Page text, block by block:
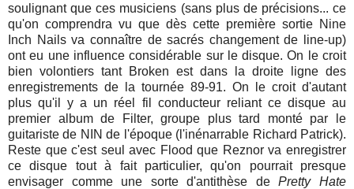
soulignant que ces musiciens (sans plus de précisions... ce
qu'on comprendra vu que dès cette première sortie Nine
Inch Nails va connaître de sacrés changement de line-up)
ont eu une influence considérable sur le disque. On le croit
bien volontiers tant Broken est dans la droite ligne des
enregistrements de la tournée 89-91. On le croit d'autant
plus qu'il y a un réel fil conducteur reliant ce disque au
premier album de Filter, groupe plus tard monté par le
guitariste de NIN de l'époque (l'inénarrable Richard Patrick).
Reste que c'est seul avec Flood que Reznor va enregistrer
ce disque tout à fait particulier, qu'on pourrait presque
envisager comme une sorte d'antithèse dePretty Hate